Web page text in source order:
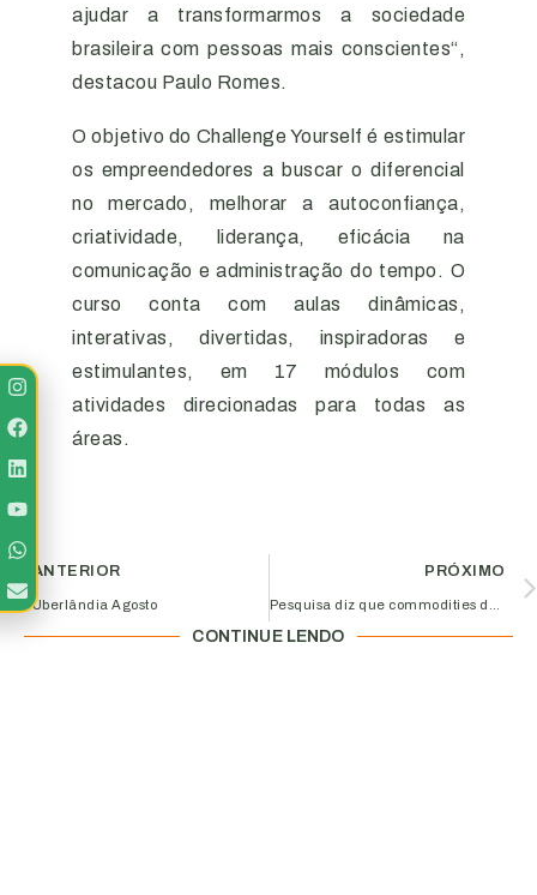
ajudar a transformarmos a sociedade
brasileira com pessoas mais conscientes“,
destacou Paulo Romes.
O objetivo do Challenge Yourself é estimular
os empreendedores a buscar o diferencial
no mercado, melhorar a autoconfiança,
criatividade, liderança, eficácia na
comunicação e administração do tempo. O
curso conta com aulas dinâmicas,
interativas, divertidas, inspiradoras e
estimulantes, em 17 módulos com
atividades direcionadas para todas as
áreas.
ANTERIOR
Uberlândia Agosto
PRÓXIMO
CONTINUE LENDO